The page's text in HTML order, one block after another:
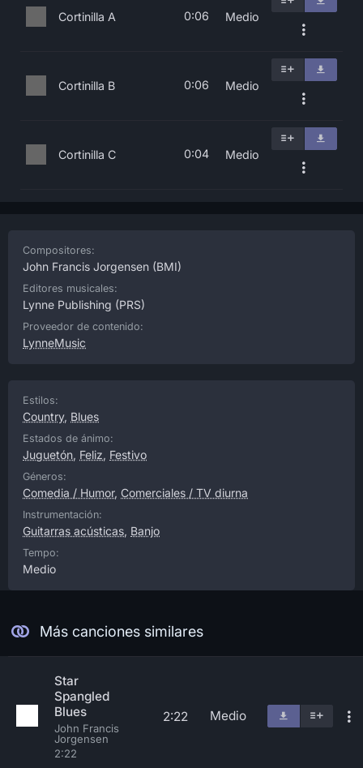
Cortinilla A 0:06 Medio
Cortinilla B 0:06 Medio
Cortinilla C 0:04 Medio
Compositores:
John Francis Jorgensen (BMI)
Editores musicales:
Lynne Publishing (PRS)
Proveedor de contenido:
LynneMusic
Estilos:
Country, Blues
Estados de ánimo:
Juguetón, Feliz, Festivo
Géneros:
Comedia / Humor, Comerciales / TV diurna
Instrumentación:
Guitarras acústicas, Banjo
Tempo:
Medio
Más canciones similares
Star
Spangled
Blues
John Francis
Jorgensen
2:22
2:22 Medio